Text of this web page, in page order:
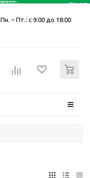
Пн. – Пт.: с 9:00 до 18:00